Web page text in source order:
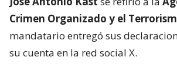
Crimen Organizado y el
mandatario entregó sus
su cuenta en la red social X.